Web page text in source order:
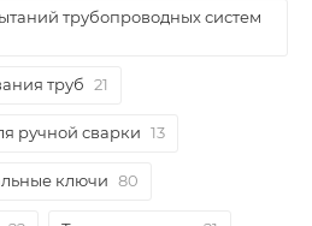
трубопроводных систем
труб 21
ручной сварки 13
ключи 80